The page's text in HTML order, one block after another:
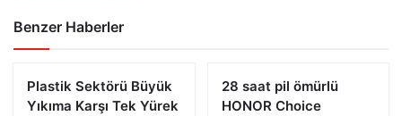
Benzer Haberler
Plastik Sektörü Büyük
Yıkıma Karşı Tek Yürek
28 saat pil ömürlü
HONOR Choice